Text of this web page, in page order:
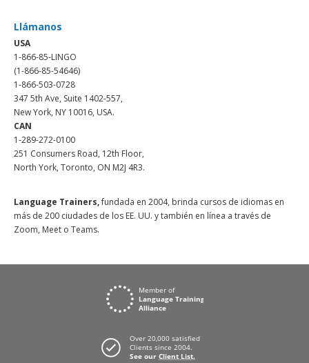
Llámanos
USA
1-866-85-LINGO
(1-866-85-54646)
1-866-503-0728
347 5th Ave, Suite 1402-557,
New York, NY 10016, USA.
CAN
1-289-272-0100
251 Consumers Road, 12th Floor,
North York, Toronto, ON M2J 4R3.
Language Trainers,fundada en 2004, brinda cursos de idiomas en
más de 200 ciudades de los EE. UU. y también en línea a través de
Zoom, Meet o Teams.